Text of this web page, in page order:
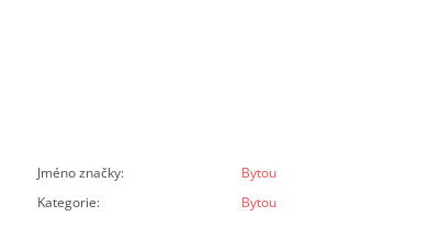
Jméno značky:
Bytou
Kategorie: Bytou